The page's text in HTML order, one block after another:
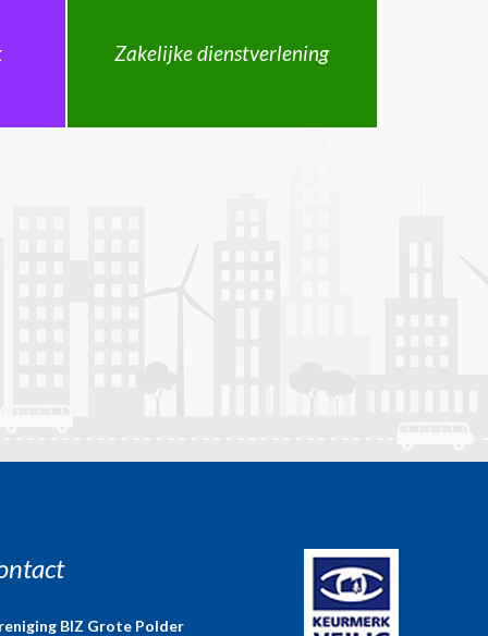
Zakelijke dienstverlening
BIZ Grote Polder